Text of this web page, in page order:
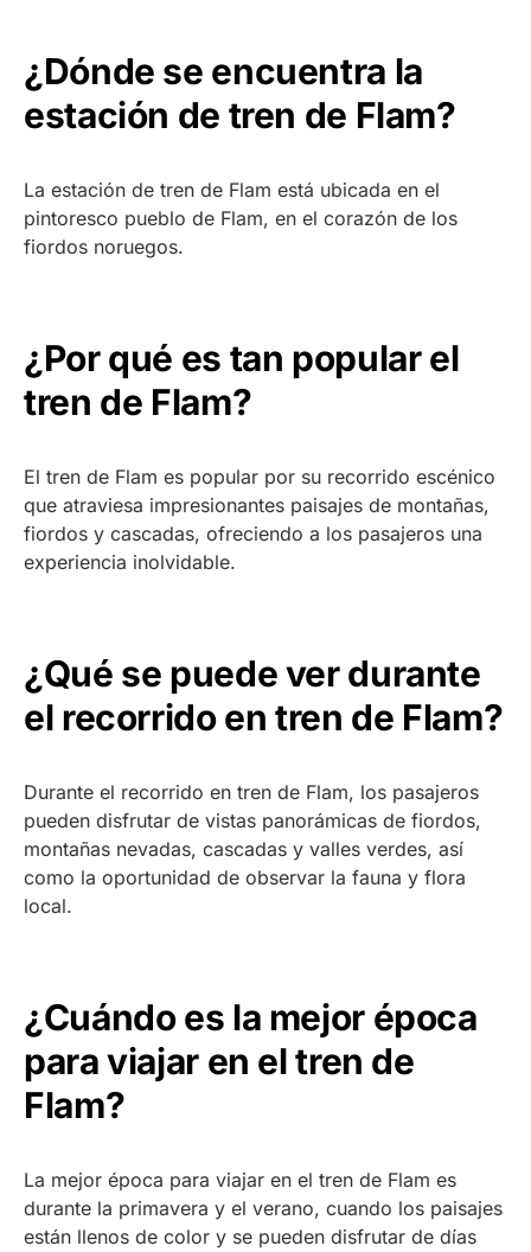
¿Dónde se encuentra la
estación de tren de Flam?
La estación de tren de Flam está ubicada en el
pintoresco pueblo de Flam, en el corazón de los
fiordos noruegos.
¿Por qué es tan popular el
tren de Flam?
El tren de Flam es popular por su recorrido escénico
que atraviesa impresionantes paisajes de montañas,
fiordos y cascadas, ofreciendo a los pasajeros una
experiencia inolvidable.
¿Qué se puede ver durante
el recorrido en tren de Flam?
Durante el recorrido en tren de Flam, los pasajeros
pueden disfrutar de vistas panorámicas de fiordos,
montañas nevadas, cascadas y valles verdes, así
como la oportunidad de observar la fauna y flora
local.
¿Cuándo es la mejor época
para viajar en el tren de
Flam?
La mejor época para viajar en el tren de Flam es
durante la primavera y el verano, cuando los paisajes
están llenos de color y se pueden disfrutar de días